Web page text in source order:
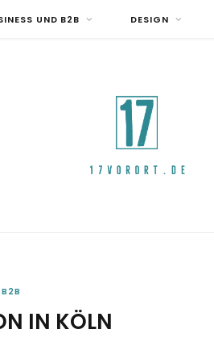
UND B2B DESIGN
IN KÖLN